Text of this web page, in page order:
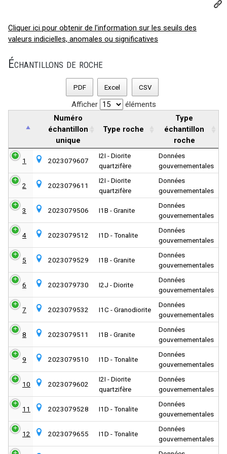
Cliquer ici pour obtenir de l'information sur les seuils des
valeurs indicielles, anomales ou significatives
Échantillons de roche
PDF Excel CSV
Afficher
éléments
Numéro
échantillon
unique
Type roche
Type
échantillon
roche
1 2023079607
I2I - Diorite
quartzifère
Données
gouvernementales
2 2023079611
I2I - Diorite
quartzifère
Données
gouvernementales
3 2023079506 I1B - Granite
Données
gouvernementales
4 2023079512 I1D - Tonalite
Données
gouvernementales
5 2023079529 I1B - Granite
Données
gouvernementales
6 2023079730 I2J - Diorite
Données
gouvernementales
7 2023079532 I1C - Granodiorite
Données
gouvernementales
8 2023079511 I1B - Granite
Données
gouvernementales
9 2023079510 I1D - Tonalite
Données
gouvernementales
10 2023079602
I2I - Diorite
quartzifère
Données
gouvernementales
11 2023079528 I1D - Tonalite
Données
gouvernementales
12 2023079655 I1D - Tonalite
Données
gouvernementales